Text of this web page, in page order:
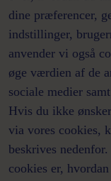
dine præferencer,
indstillinger,
anvender vi også
øge værdien af de
sociale medier
Hvis du ikke
via vores cookies,
beskrives
cookies er,